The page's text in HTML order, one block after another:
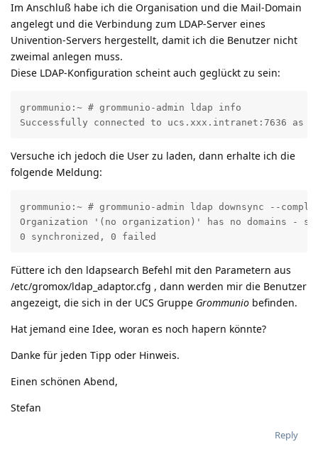
Im Anschluß habe ich die Organisation und die Mail-Domain
angelegt und die Verbindung zum LDAP-Server eines
Univention-Servers hergestellt, damit ich die Benutzer nicht
zweimal anlegen muss.
Diese LDAP-Konfiguration scheint auch geglückt zu sein:
grommunio:~ # grommunio-admin ldap info
Successfully connected to ucs.xxx.intranet:7636 as
Versuche ich jedoch die User zu laden, dann erhalte ich die
folgende Meldung:
grommunio:~ # grommunio-admin ldap downsync --
Organization '(no organization)' has no domains -
0 synchronized, 0 failed
Füttere ich den ldapsearch Befehl mit den Parametern aus
/etc/gromox/ldap_adaptor.cfg , dann werden mir die Benutzer
angezeigt, die sich in der UCS Gruppe Grommunio befinden.
Hat jemand eine Idee, woran es noch hapern könnte?
Danke für jeden Tipp oder Hinweis.
Einen schönen Abend,
Stefan
Reply